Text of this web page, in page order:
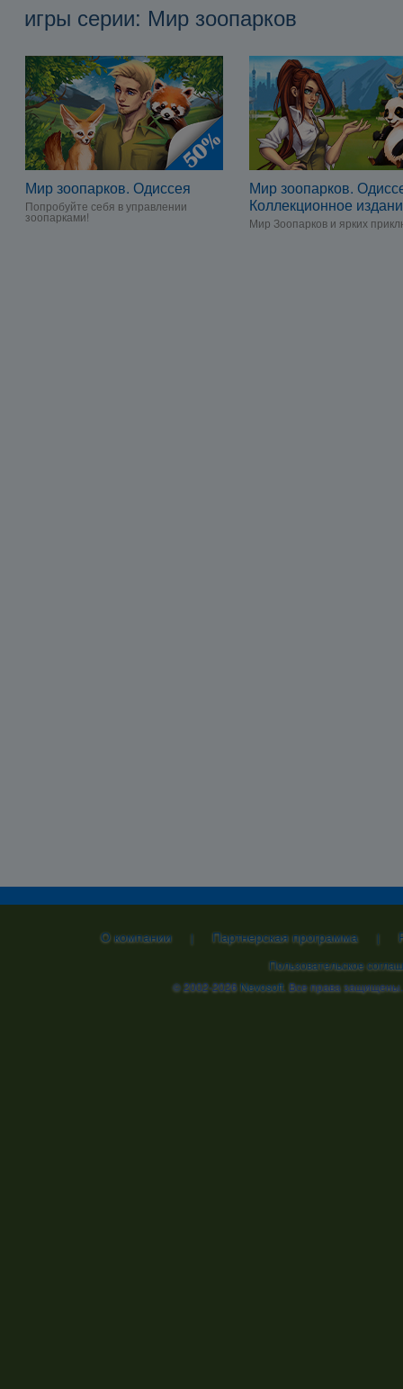
игры серии: Мир зоопарков
Мир зоопарков. Одиссея
Попробуйте себя в управлении
зоопарками!
Мир зоопарков.
Коллекционное
Мир Зоопарков и ярких
О компании | Партнерская программа |
Пользовательское
© 2002-2026Nevosoft. Все права защищены